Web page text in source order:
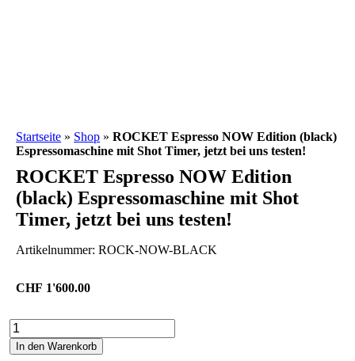
Startseite » Shop »ROCKET Espresso NOW Edition (black)
Espressomaschine mit Shot Timer, jetzt bei uns testen!
ROCKET Espresso NOW Edition
(black) Espressomaschine mit Shot
Timer, jetzt bei uns testen!
Artikelnummer:ROCK-NOW-BLACK
CHF 1'600.00
ROCKET
Espresso
NOW
In den Warenkorb